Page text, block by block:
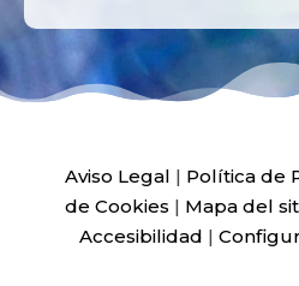
Aviso Legal | Política de
de Cookies | Mapa del
Accesibilidad |